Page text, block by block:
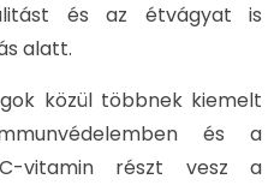
és az étvágyat is
alatt.
közül többnek kiemelt
és a
vitamin részt vesz a